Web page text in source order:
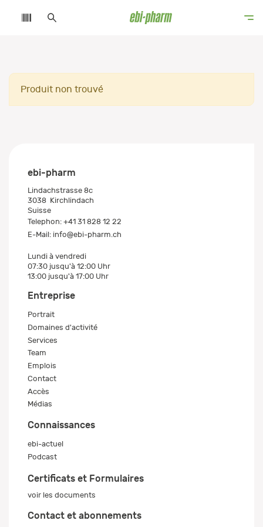
Produit non trouvé
ebi-pharm
Lindachstrasse 8c
3038 Kirchlindach
Suisse
Telephon: +41 31 828 12 22
E-Mail: info@ebi-pharm.ch
Lundi à vendredi
07:30 jusqu'à 12:00 Uhr
13:00 jusqu'à 17:00 Uhr
Entreprise
Portrait
Domaines d'activité
Services
Team
Emplois
Contact
Accès
Médias
Connaissances
ebi-actuel
Podcast
Certificats et Formulaires
voir les documents
Contact et abonnements